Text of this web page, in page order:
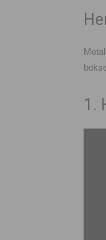
1.